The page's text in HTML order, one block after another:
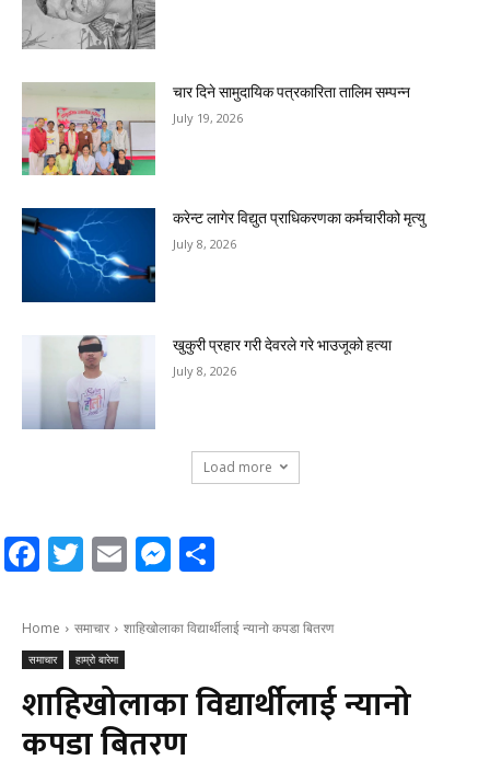
चार दिने सामुदायिक पत्रकारिता तालिम सम्पन्न
July 19, 2026
करेन्ट लागेर विद्युत प्राधिकरणका कर्मचारीको मृत्यु
July 8, 2026
खुकुरी प्रहार गरी देवरले गरे भाउजूको हत्या
July 8, 2026
Load more
Facebook
Twitter
EmailMessenger